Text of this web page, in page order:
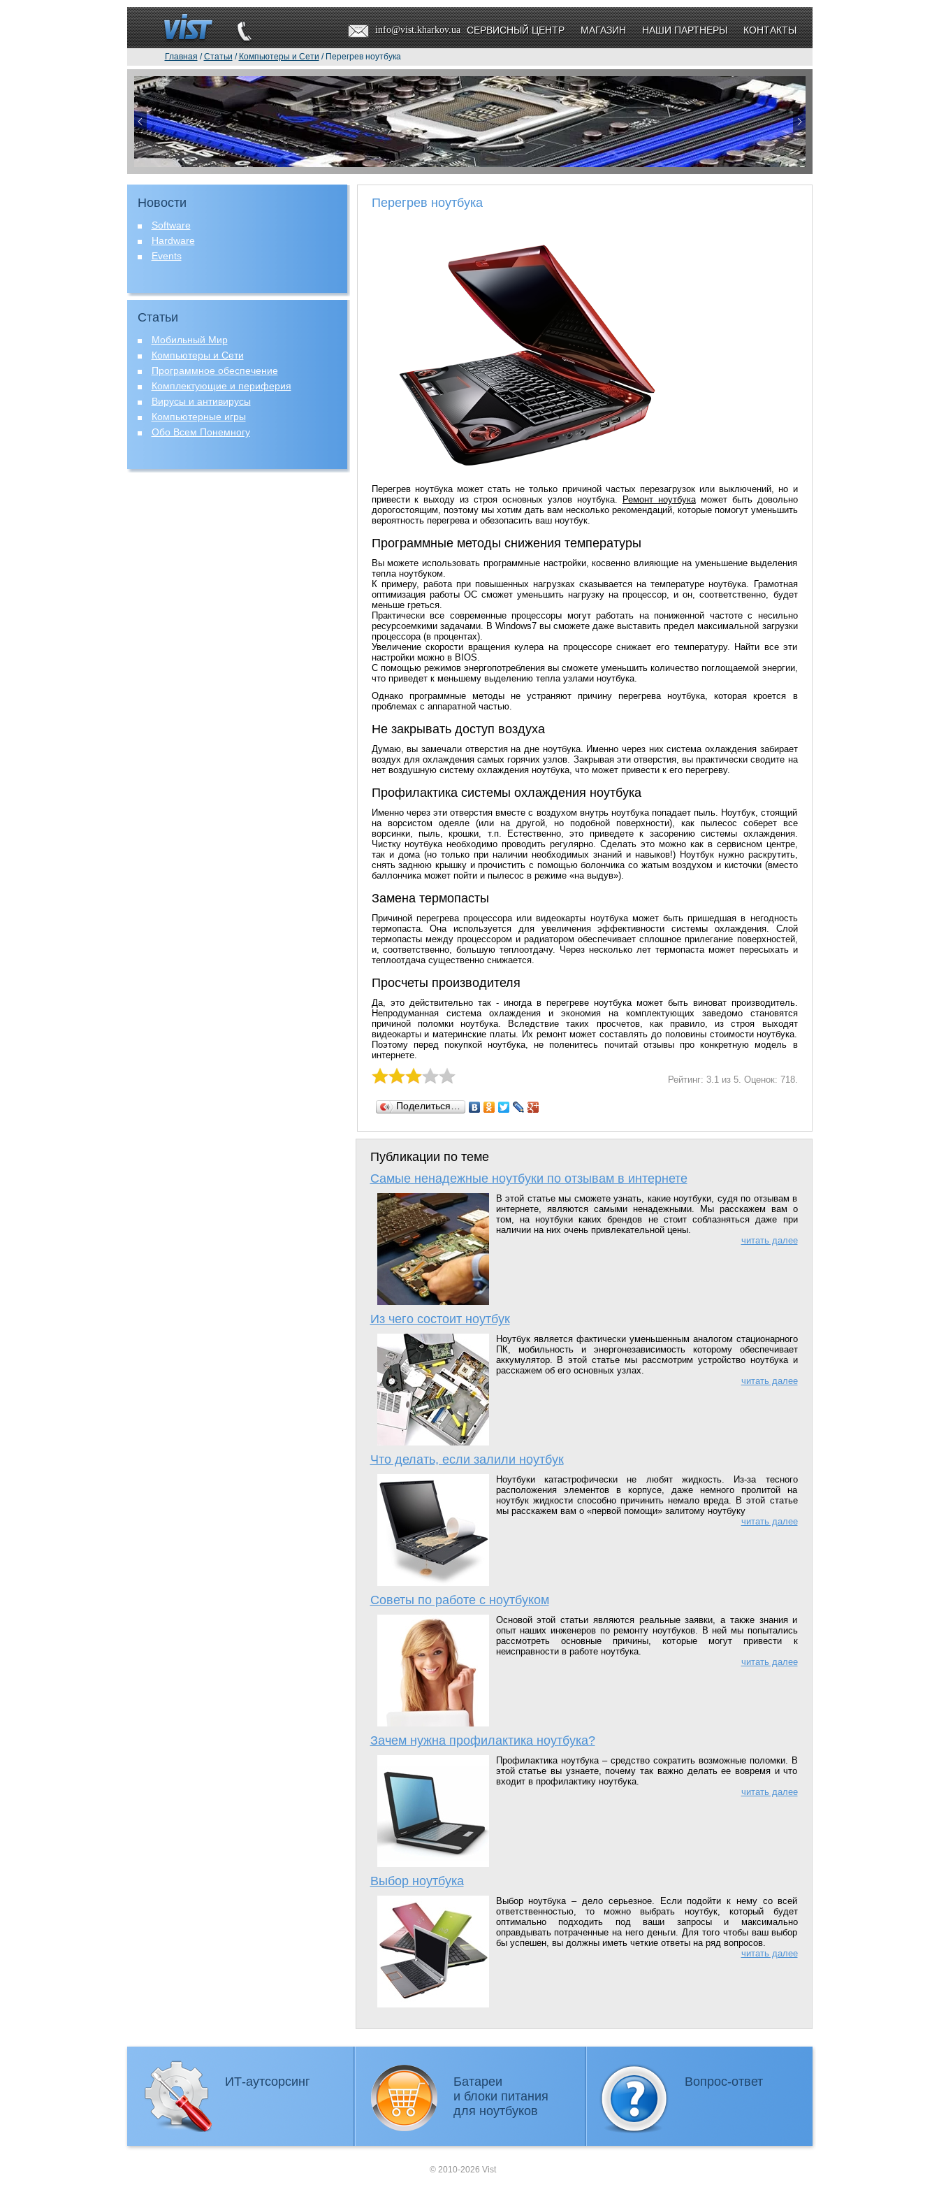
info@vist.kharkov.ua СЕРВИСНЫЙ ЦЕНТР МАГАЗИН НАШИ ПАРТНЕРЫ КОНТАКТЫ
Главная /Статьи / Компьютеры и Сети / Перегрев ноутбука
Новости
Software
Hardware
Events
Статьи
Мобильный Мир
Компьютеры и Сети
Программное обеспечение
Комплектующие и периферия
Вирусы и антивирусы
Компьютерные игры
Обо Всем Понемногу
Перегрев ноутбука
Перегрев ноутбука может стать не только причиной частых перезагрузок или выключений, но и
привести к выходу из строя основных узлов ноутбука.
Ремонт ноутбукаможет быть довольно
дорогостоящим, поэтому мы хотим дать вам несколько рекомендаций, которые помогут уменьшить
вероятность перегрева и обезопасить ваш ноутбук.
Программные методы снижения температуры
Вы можете использовать программные настройки, косвенно влияющие на уменьшение выделения
тепла ноутбуком.
К примеру, работа при повышенных нагрузках сказывается на температуре ноутбука. Грамотная
оптимизация работы ОС сможет уменьшить нагрузку на процессор, и он, соответственно, будет
меньше греться.
Практически все современные процессоры могут работать на пониженной частоте с несильно
ресурсоемкими задачами. В Windows7 вы сможете даже выставить предел максимальной загрузки
процессора (в процентах).
Увеличение скорости вращения кулера на процессоре снижает его температуру. Найти все эти
настройки можно в BIOS.
С помощью режимов энергопотребления вы сможете уменьшить количество поглощаемой энергии,
что приведет к меньшему выделению тепла узлами ноутбука.
Однако программные методы не устраняют причину перегрева ноутбука, которая кроется в
проблемах с аппаратной частью.
Не закрывать доступ воздуха
Думаю, вы замечали отверстия на дне ноутбука. Именно через них система охлаждения забирает
воздух для охлаждения самых горячих узлов. Закрывая эти отверстия, вы практически сводите на
нет воздушную систему охлаждения ноутбука, что может привести к его перегреву.
Профилактика системы охлаждения ноутбука
Именно через эти отверстия вместе с воздухом внутрь ноутбука попадает пыль. Ноутбук, стоящий
на ворсистом одеяле (или на другой, но подобной поверхности), как пылесос соберет все
ворсинки, пыль, крошки, т.п. Естественно, это приведете к засорению системы охлаждения.
Чистку ноутбука необходимо проводить регулярно. Сделать это можно как в сервисном центре,
так и дома (но только при наличии необходимых знаний и навыков!) Ноутбук нужно раскрутить,
снять заднюю крышку и прочистить с помощью болончика со жатым воздухом и кисточки (вместо
баллончика может пойти и пылесос в режиме «на выдув»).
Замена термопасты
Причиной перегрева процессора или видеокарты ноутбука может быть пришедшая в негодность
термопаста. Она используется для увеличения эффективности системы охлаждения. Слой
термопасты между процессором и радиатором обеспечивает сплошное прилегание поверхностей,
и, соответственно, большую теплоотдачу. Через несколько лет термопаста может пересыхать и
теплоотдача существенно снижается.
Просчеты производителя
Да, это действительно так - иногда в перегреве ноутбука может быть виноват производитель.
Непродуманная система охлаждения и экономия на комплектующих заведомо становятся
причиной поломки ноутбука. Вследствие таких просчетов, как правило, из строя выходят
видеокарты и материнские платы. Их ремонт может составлять до половины стоимости ноутбука.
Поэтому перед покупкой ноутбука, не поленитесь почитай отзывы про конкретную модель в
интернете.
Рейтинг: 3.1из 5. Оценок: 718.
Поделиться…
Публикации по теме
Самые ненадежные ноутбуки по отзывам в интернете
В этой статье мы сможете узнать, какие ноутбуки, судя по отзывам в
интернете, являются самыми ненадежными. Мы расскажем вам о
том, на ноутбуки каких брендов не стоит соблазняться даже при
наличии на них очень привлекательной цены.
читать далее
Из чего состоит ноутбук
Ноутбук является фактически уменьшенным аналогом стационарного
ПК, мобильность и энергонезависимость которому обеспечивает
аккумулятор. В этой статье мы рассмотрим устройство ноутбука и
расскажем об его основных узлах.
читать далее
Что делать, если залили ноутбук
Ноутбуки катастрофически не любят жидкость. Из-за тесного
расположения элементов в корпусе, даже немного пролитой на
ноутбук жидкости способно причинить немало вреда. В этой статье
мы расскажем вам о «первой помощи» залитому ноутбуку
читать далее
Советы по работе с ноутбуком
Основой этой статьи являются реальные заявки, а также знания и
опыт наших инженеров по ремонту ноутбуков. В ней мы попытались
рассмотреть основные причины, которые могут привести к
неисправности в работе ноутбука.
читать далее
Зачем нужна профилактика ноутбука?
Профилактика ноутбука – средство сократить возможные поломки. В
этой статье вы узнаете, почему так важно делать ее вовремя и что
входит в профилактику ноутбука.
читать далее
Выбор ноутбука
Выбор ноутбука – дело серьезное. Если подойти к нему со всей
ответственностью, то можно выбрать ноутбук, который будет
оптимально подходить под ваши запросы и максимально
оправдывать потраченные на него деньги. Для того чтобы ваш выбор
бы успешен, вы должны иметь четкие ответы на ряд вопросов.
читать далее
ИТ-аутсорсинг
Батареи
и блоки питания
для ноутбуков
Вопрос-ответ
© 2010-2026 Vist